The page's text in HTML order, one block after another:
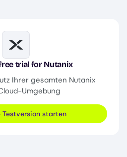
Image
trial for Nutanix
Ihrer gesamten Nutanix
Umgebung
Testversion starten